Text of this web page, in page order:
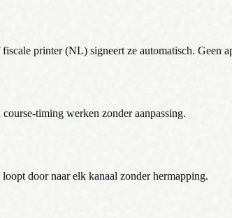
printer (NL) signeert ze automatisch. Geen
timing werken zonder aanpassing.
door naar elk kanaal zonder hermapping.